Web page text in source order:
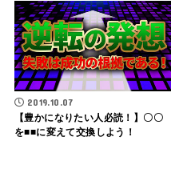
2019.10.07
【豊かになりたい人必読！】〇〇
を■■に変えて交換しよう！